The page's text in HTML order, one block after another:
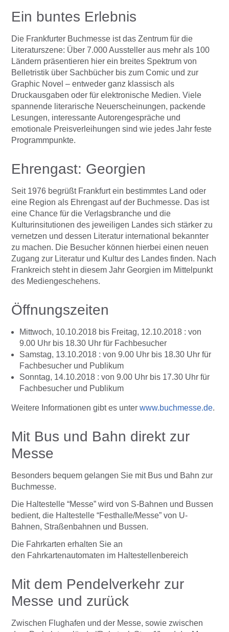
Ein buntes Erlebnis
Die Frankfurter Buchmesse ist das Zentrum für die
Literaturszene: Über 7.000 Aussteller aus mehr als 100
Ländern präsentieren hier ein breites Spektrum von
Belletristik über Sachbücher bis zum Comic und zur
Graphic Novel – entweder ganz klassisch als
Druckausgaben oder für elektronische Medien. Viele
spannende literarische Neuerscheinungen, packende
Lesungen, interessante Autorengespräche und
emotionale Preisverleihungen sind wie jedes Jahr feste
Programmpunkte.
Ehrengast: Georgien
Seit 1976 begrüßt Frankfurt ein bestimmtes Land oder
eine Region als Ehrengast auf der Buchmesse. Das ist
eine Chance für die Verlagsbranche und die
Kulturinsitutionen des jeweiligen Landes sich stärker zu
vernetzen und dessen Literatur international bekannter
zu machen. Die Besucher können hierbei einen neuen
Zugang zur Literatur und Kultur des Landes finden. Nach
Frankreich steht in diesem Jahr Georgien im Mittelpunkt
des Mediengeschehens.
Öffnungszeiten
Mittwoch, 10.10.2018 bis Freitag, 12.10.2018 : von
9.00 Uhr bis 18.30 Uhr für Fachbesucher
Samstag, 13.10.2018 : von 9.00 Uhr bis 18.30 Uhr für
Fachbesucher und Publikum
Sonntag, 14.10.2018 : von 9.00 Uhr bis 17.30 Uhr für
Fachbesucher und Publikum
Weitere Informationen gibt es unter www.buchmesse.de.
Mit Bus und Bahn direkt zur
Messe
Besonders bequem gelangen Sie mit Bus und Bahn zur
Buchmesse.
Die Haltestelle “Messe” wird von S-Bahnen und Bussen
bedient, die Haltestelle “Festhalle/Messe” von U-
Bahnen, Straßenbahnen und Bussen.
Die Fahrkarten erhalten Sie an
den Fahrkartenautomaten im Haltestellenbereich
Mit dem Pendelverkehr zur
Messe und zurück
Zwischen Flughafen und der Messe, sowie zwischen